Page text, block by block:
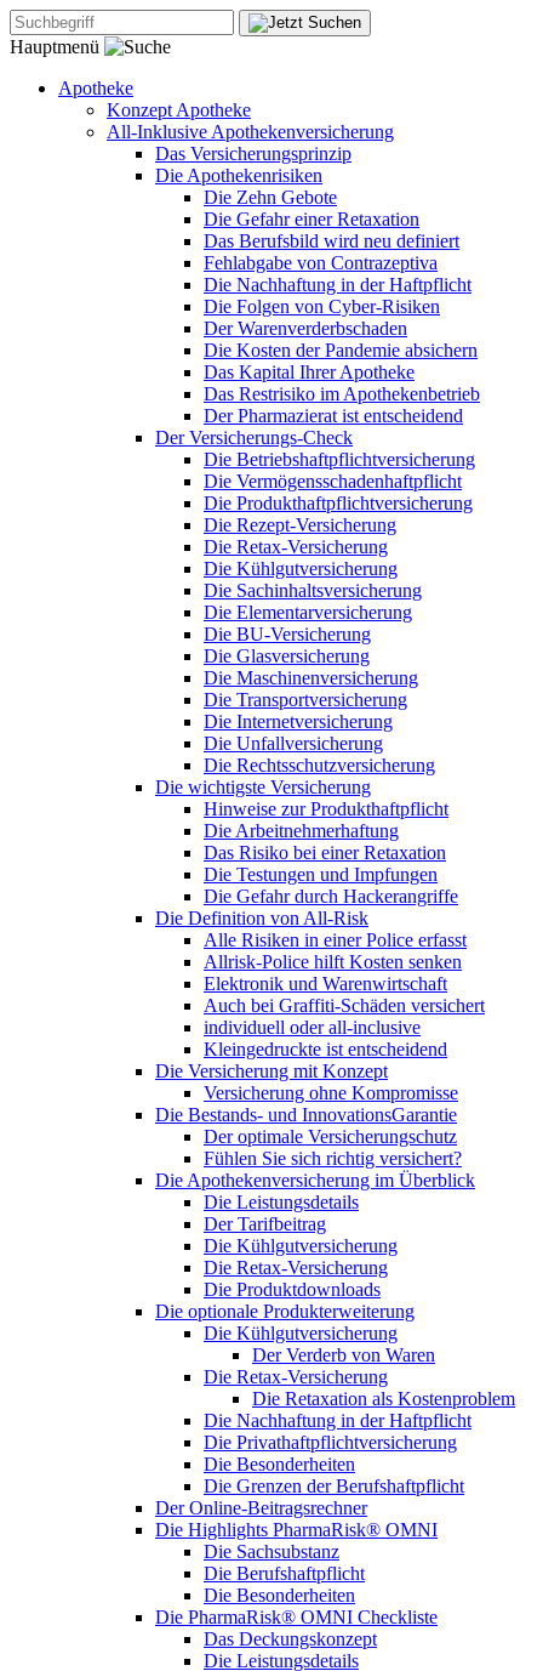
Hauptmenü
Apotheke
Konzept Apotheke
All-Inklusive Apothekenversicherung
Das Versicherungsprinzip
Die Apothekenrisiken
Die Zehn Gebote
Die Gefahr einer Retaxation
Das Berufsbild wird neu definiert
Fehlabgabe von Contrazeptiva
Die Nachhaftung in der Haftpflicht
Die Folgen von Cyber-Risiken
Der Warenverderbschaden
Die Kosten der Pandemie absichern
Das Kapital Ihrer Apotheke
Das Restrisiko im Apothekenbetrieb
Der Pharmazierat ist entscheidend
Der Versicherungs-Check
Die Betriebshaftpflichtversicherung
Die Vermögensschadenhaftpflicht
Die Produkthaftpflichtversicherung
Die Rezept-Versicherung
Die Retax-Versicherung
Die Kühlgutversicherung
Die Sachinhaltsversicherung
Die Elementarversicherung
Die BU-Versicherung
Die Glasversicherung
Die Maschinenversicherung
Die Transportversicherung
Die Internetversicherung
Die Unfallversicherung
Die Rechtsschutzversicherung
Die wichtigste Versicherung
Hinweise zur Produkthaftpflicht
Die Arbeitnehmerhaftung
Das Risiko bei einer Retaxation
Die Testungen und Impfungen
Die Gefahr durch Hackerangriffe
Die Definition von All-Risk
Alle Risiken in einer Police erfasst
Allrisk-Police hilft Kosten senken
Elektronik und Warenwirtschaft
Auch bei Graffiti-Schäden versichert
individuell oder all-inclusive
Kleingedruckte ist entscheidend
Die Versicherung mit Konzept
Versicherung ohne Kompromisse
Die Bestands- und InnovationsGarantie
Der optimale Versicherungschutz
Fühlen Sie sich richtig versichert?
Die Apothekenversicherung im Überblick
Die Leistungsdetails
Der Tarifbeitrag
Die Kühlgutversicherung
Die Retax-Versicherung
Die Produktdownloads
Die optionale Produkterweiterung
Die Kühlgutversicherung
Der Verderb von Waren
Die Retax-Versicherung
Die Retaxation als Kostenproblem
Die Nachhaftung in der Haftpflicht
Die Privathaftpflichtversicherung
Die Besonderheiten
Die Grenzen der Berufshaftpflicht
Der Online-Beitragsrechner
Die Highlights PharmaRisk® OMNI
Die Sachsubstanz
Die Berufshaftpflicht
Die Besonderheiten
Die PharmaRisk® OMNI Checkliste
Das Deckungskonzept
Die Leistungsdetails